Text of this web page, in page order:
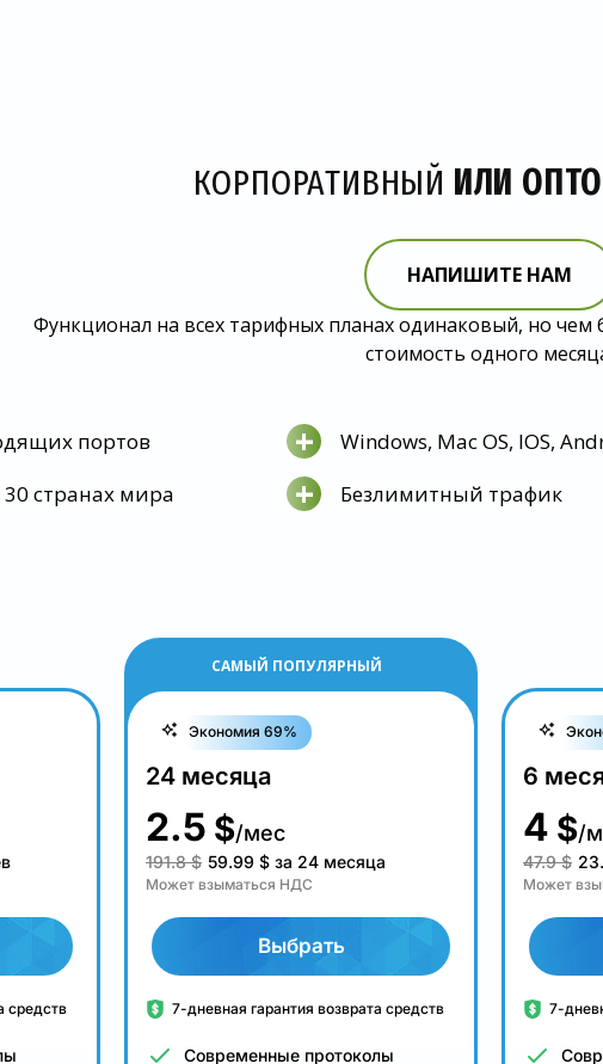
КОРПОРАТИВНЫЙ ИЛИ
НАПИШИТЕ НАМ
Функционал на всех тарифных планах одинаковый, но
стоимость одного
портов + Windows, Mac OS, IOS,
30 странах мира + Безлимитный трафик
САМЫЙ ПОПУЛЯРНЫЙ
Экономия 69%
24 месяца
2.5 $/мес
191.8 $ 59.99 $ за 24 месяца
Может взыматься НДС
Выбрать
7-дневная гарантия возврата средств
Современные протоколы
средств
6
4 $/
47.9 $
Может
7-